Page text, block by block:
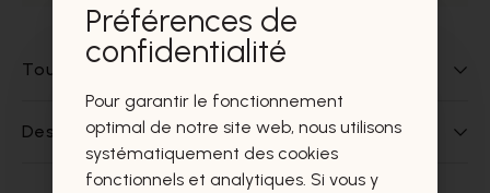
Tout sur ce produit
Des questions sur ce produit?
Préférences de
confidentialité
Pour garantir le fonctionnement
optimal de notre site web, nous utilisons
systématiquement des cookies
fonctionnels et analytiques. Si vous y